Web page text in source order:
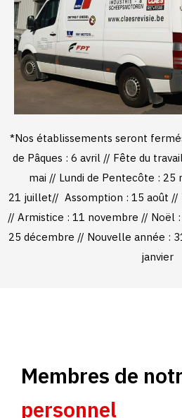
*Nos établissements seront
de Pâques : 6 avril // Fête du
mai // Lundi de Pentecôte : 25
21 juillet// Assomption : 15 août //
// Armistice : 11 novembre // Noël
25 décembre // Nouvelle année :
janvier
Membres de
personnel